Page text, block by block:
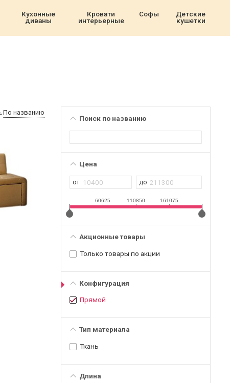
Кухонные
диваны
Кровати
интерьерные
Софы
Детские
кушетки
Поиск по названию
Цена
60625 110850 161075
Акционные товары
Только товары по акции
Конфигурация
Прямой
Тип материала
Ткань
Длина
По названию